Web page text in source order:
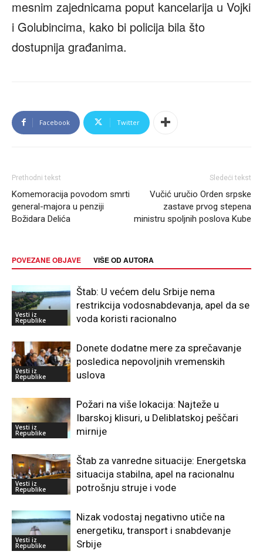
mesnim zajednicama poput kancelarija u Vojki
i Golubincima, kako bi policija bila što
dostupnija građanima.
Facebook Twitter
Prethodni tekst
Komemoracija povodom smrti
general-majora u penziji
Božidara Delića
Sledeći tekst
Vučić uručio Orden srpske
zastave prvog stepena
ministru spoljnih poslova Kube
POVEZANE OBJAVE VIŠE OD AUTORA
Vesti iz
Republike
Štab: U većem delu Srbije nema
restrikcija vodosnabdevanja, apel da se
voda koristi racionalno
Vesti iz
Republike
Donete dodatne mere za sprečavanje
posledica nepovoljnih vremenskih
uslova
Vesti iz
Republike
Požari na više lokacija: Najteže u
Ibarskoj klisuri, u Deliblatskoj peščari
mirnije
Vesti iz
Republike
Štab za vanredne situacije: Energetska
situacija stabilna, apel na racionalnu
potrošnju struje i vode
Vesti iz
Republike
Nizak vodostaj negativno utiče na
energetiku, transport i snabdevanje
Srbije